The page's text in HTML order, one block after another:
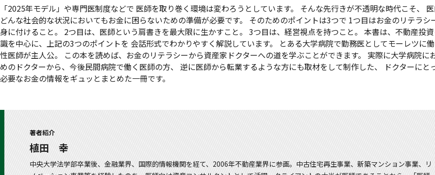
「2025年モデル」や専門医制度などで 医師を取り巻く環境は変わろうとしています。 そんな先行きが不透明な時代こそ、
どんな社会的な状況においてもお金に困らないための準備が必要です。 そのためのポイントは3つで 1つ目はお金のリテラシ
身に付けること。 2つ目は、医師という肩書きを最大限に生かすこと。 3つ目は、経営視点を持つこと。 本書は、不動産投
識を中心に、上記の3つのポイントを 会話形式でわかりやすく解説しています。 とある大学病院で勤務医としてモーレツに
性医師が主人公。 この本を読めば、お金のリテラシーから資産家ドクターへの道を学ぶことができます。 実際に大学病院に
めのドクターから、今後民間病院で働く医師の方、 逆に医師から転業するような方にも取材をして制作した、 ドクターにと
必要なお金の情報をギュッとまとめた一冊です。
著者紹介
植田 幸
中央大学法学部卒業後、金融業界、国際的情報機関を経て、2006年不動産業界に参画。中古住宅再生事業、新築マンション事業、リ